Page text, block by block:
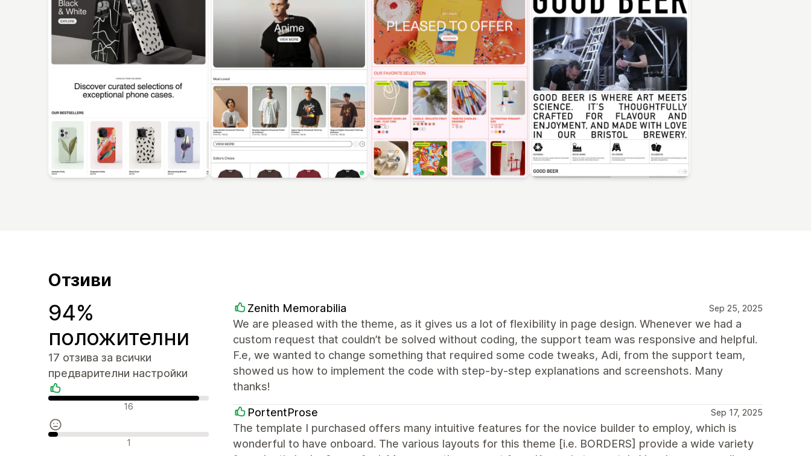
Отзиви
94%
положителни
17 отзива за всички
предварителни настройки
Положителни отзиви
16
Неутрални отзиви
1
Zenith Memorabilia Sep 25, 2025
We are pleased with the theme, as it gives us a lot of flexibility in page design. Whenever we had a
custom request that couldn’t be solved without coding, the support team was responsive and helpful.
F.e, we wanted to change something that required some code tweaks, Adi, from the support team,
showed us how to implement the code with step-by-step explanations and screenshots. Many
thanks!
PortentProse Sep 17, 2025
The template I purchased offers many intuitive features for the novice builder to employ, which is
wonderful to have onboard. The various layouts for this theme [i.e. BORDERS] provide a wide variety